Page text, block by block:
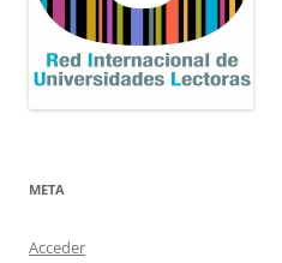
META
Acceder